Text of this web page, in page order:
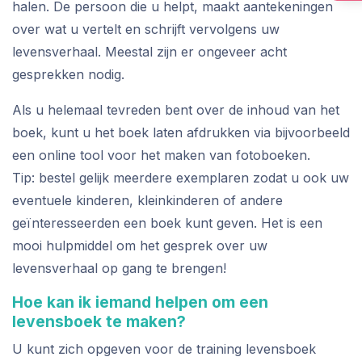
halen. De persoon die u helpt, maakt aantekeningen
over wat u vertelt en schrijft vervolgens uw
levensverhaal. Meestal zijn er ongeveer acht
gesprekken nodig.
Als u helemaal tevreden bent over de inhoud van het
boek, kunt u het boek laten afdrukken via bijvoorbeeld
een online tool voor het maken van fotoboeken.
Tip: bestel gelijk meerdere exemplaren zodat u ook uw
eventuele kinderen, kleinkinderen of andere
geïnteresseerden een boek kunt geven. Het is een
mooi hulpmiddel om het gesprek over uw
levensverhaal op gang te brengen!
Hoe kan ik iemand helpen om een
levensboek te maken?
U kunt zich opgeven voor de training levensboek